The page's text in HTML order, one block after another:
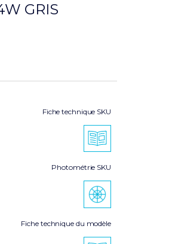
GRIS
Fiche technique SKU
Photométrie SKU
Fiche technique du modèle